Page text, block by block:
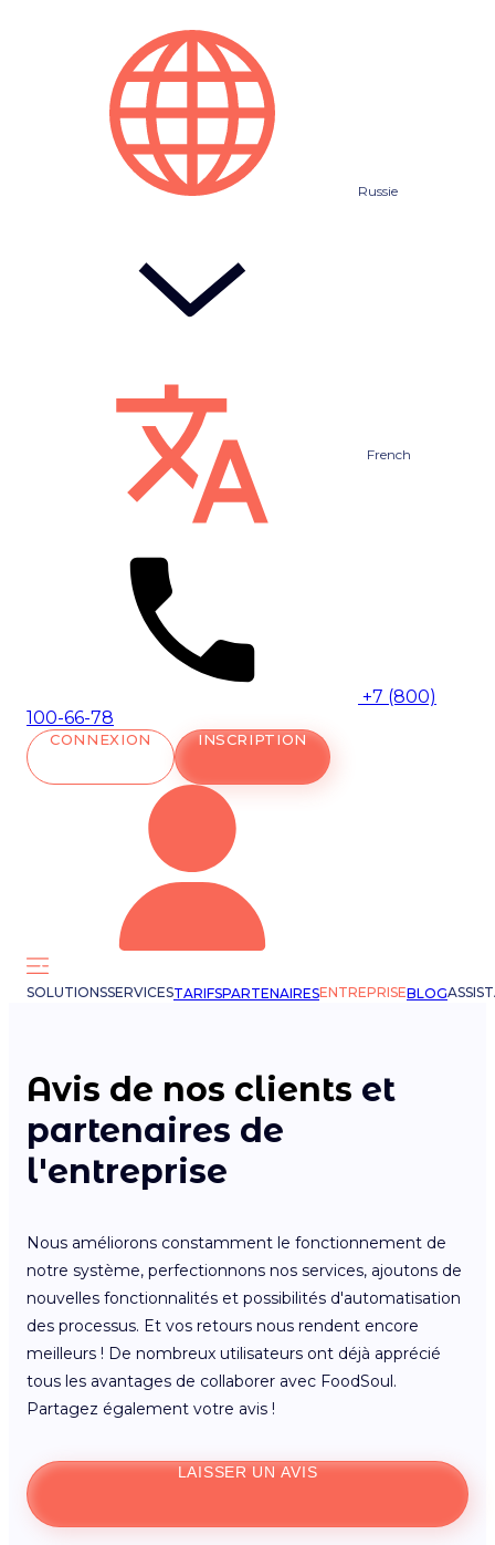
Russie
French
+7 (800)
100-66-78
CONNEXION INSCRIPTION
SOLUTIONSSERVICESTARIFSPARTENAIRESENTREPRISEBLOG
Avis de nos clients et
partenaires de
l'entreprise
Nous améliorons constamment le fonctionnement de
notre système, perfectionnons nos services, ajoutons de
nouvelles fonctionnalités et possibilités d'automatisation
des processus. Et vos retours nous rendent encore
meilleurs ! De nombreux utilisateurs ont déjà apprécié
tous les avantages de collaborer avec FoodSoul.
Partagez également votre avis !
LAISSER UN AVIS